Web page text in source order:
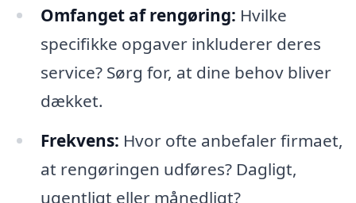
Omfanget af rengøring: Hvilke
specifikke opgaver inkluderer deres
service? Sørg for, at dine behov bliver
dækket.
Frekvens: Hvor ofte anbefaler firmaet,
at rengøringen udføres? Dagligt,
ugentligt eller månedligt?